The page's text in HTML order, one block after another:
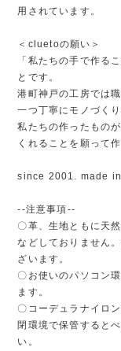
用されています。
＜cluetoの願い＞
「私たちの手で作る
とです。
港町神戸の工房では
一つ丁寧にモノづく
私たちの作ったもの
くれることを願って
since 2001. made
--注意事項--
〇革、生地ともに天
などしておりません
ざいます。
〇お使いのパソコン
ます。
〇コーデュラナイロ
閉環境で保管すると
い。